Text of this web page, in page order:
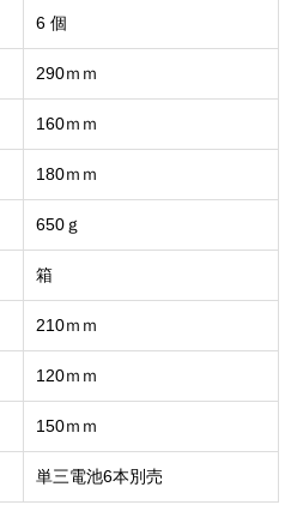
6 個
290ｍｍ
160ｍｍ
180ｍｍ
650ｇ
箱
210ｍｍ
120ｍｍ
150ｍｍ
単三電池6本別売